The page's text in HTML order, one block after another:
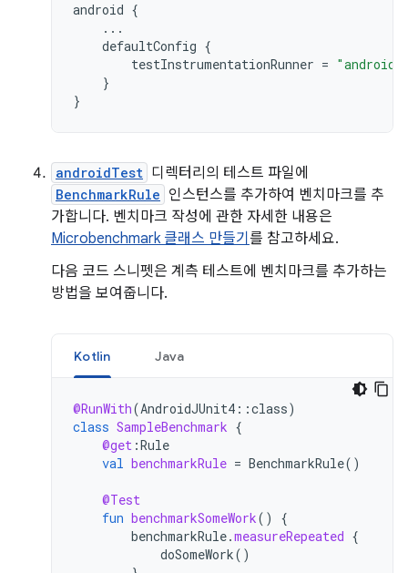
android {
...
defaultConfig {
testInstrumentationRunner =
}
}
androidTest 디렉터리의 테스트 파일에
BenchmarkRule 인스턴스를 추가하여 벤치마크를 추
가합니다. 벤치마크 작성에 관한 자세한 내용은
Microbenchmark 클래스 만들기 를 참고하세요.
다음 코드 스니펫은 계측 테스트에 벤치마크를 추가하는
방법을 보여줍니다.
Kotlin Java
@RunWith(AndroidJUnit4 ::class)
class SampleBenchmark {
@get :Rule
val benchmarkRule = BenchmarkRule()
@Test
fun benchmarkSomeWork()
{
benchmarkRule.measureRepeated {
doSomeWork()